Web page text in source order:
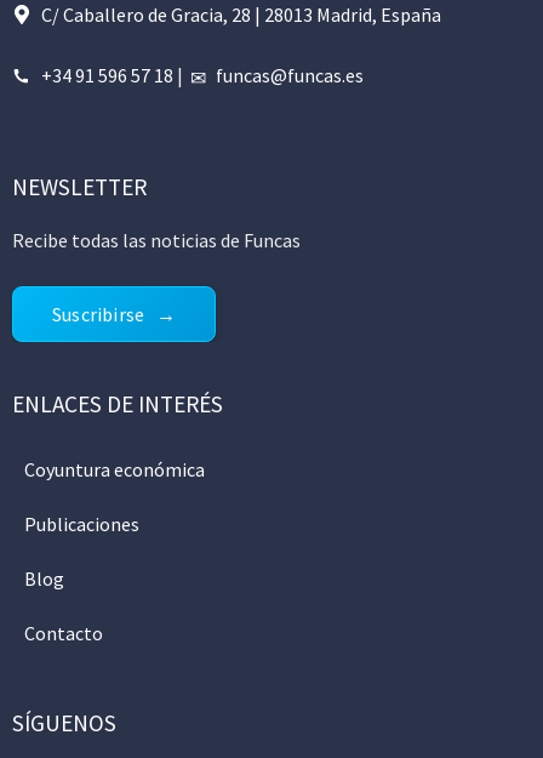
C/ Caballero de Gracia, 28 | 28013 Madrid, España
+34 91 596 57 18 | funcas@funcas.es
NEWSLETTER
Recibe todas las noticias de Funcas
Suscribirse
ENLACES DE INTERÉS
Coyuntura económica
Publicaciones
Blog
Contacto
SÍGUENOS